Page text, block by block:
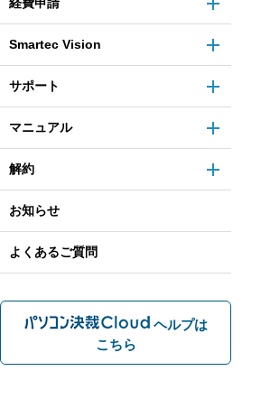
Smartec Vision
サポート
マニュアル
解約
お知らせ
よくあるご質問
ヘルプは
こちら